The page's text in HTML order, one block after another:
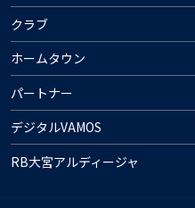
クラブ
ホームタウン
パートナー
デジタルVAMOS
RB大宮アルディージャ